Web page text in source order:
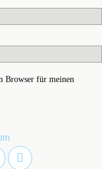
Browser für meinen